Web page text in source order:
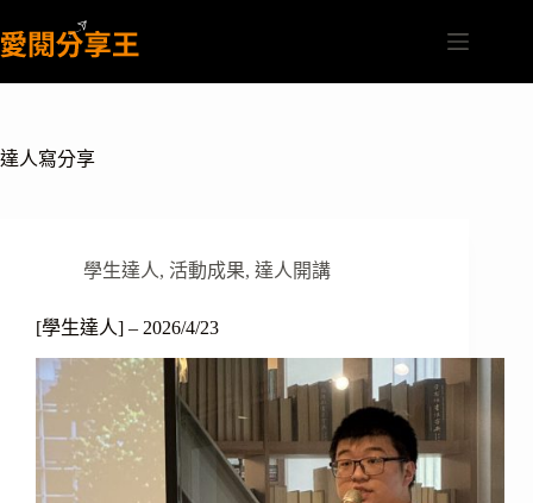
至
容
達人寫分享
學生達人, 活動成果, 達人開講
[學生達人] – 2026/4/23